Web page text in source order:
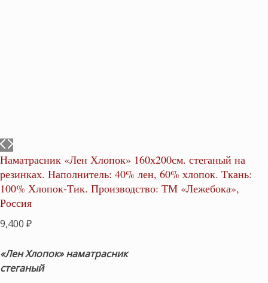
Наматрасник «Лен Хлопок» 160х200см. стеганый на
резинках. Наполнитель: 40% лен, 60% хлопок. Ткань:
100% Хлопок-Тик. Производство: ТМ «Лежебока»,
Россия
9,400 ₽
«Лен Хлопок» наматрасник
стеганый